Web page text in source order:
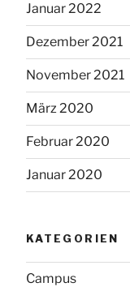
Januar 2022
Dezember 2021
November 2021
März 2020
Februar 2020
Januar 2020
KATEGORIEN
Campus